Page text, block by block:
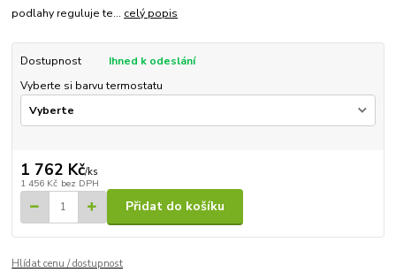
podlahy reguluje te... celý popis
Dostupnost
Ihned k odeslání
Vyberte si barvu termostatu
1 762 Kč/ks
1 456 Kč bez DPH
Přidat do košíku
Hlídat cenu / dostupnost